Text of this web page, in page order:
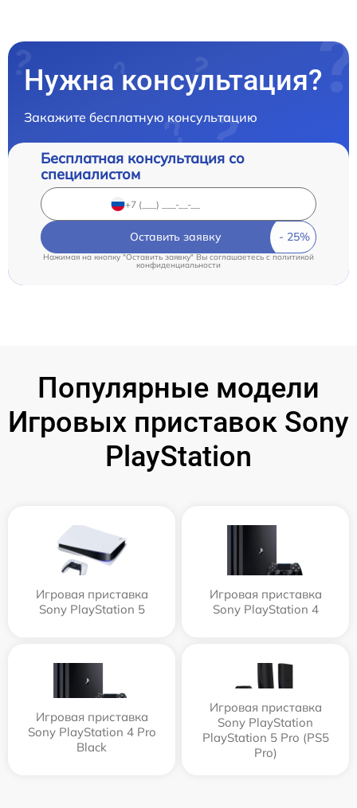
Нужна консультация?
Закажите бесплатную консультацию
Бесплатная консультация со
специалистом
Оставить заявку
Нажимая на кнопку "Оставить заявку" Вы соглашаетесь cполитикой
конфиденциальности
Популярные модели
Игровых приставок Sony
PlayStation
Игровая приставка
Sony PlayStation 5
Игровая приставка
Sony PlayStation 4
Игровая приставка
Sony PlayStation 4 Pro
Black
Игровая приставка
Sony PlayStation
PlayStation 5 Pro (PS5
Pro)